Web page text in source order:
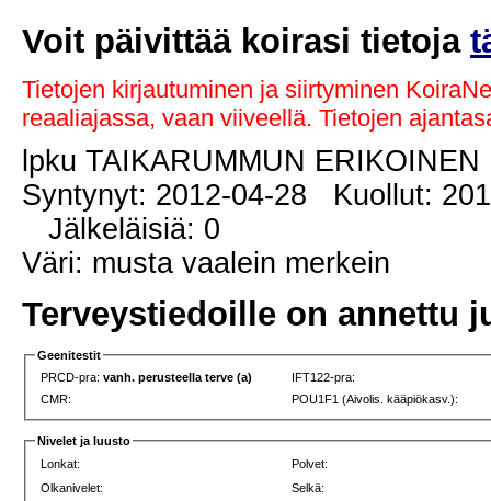
Voit päivittää koirasi tietoja
Tietojen kirjautuminen ja siirtyminen
reaaliajassa, vaan viiveellä. Tietojen
lpku TAIKARUMMUN
Syntynyt: 2012-04-28 Kuollut:
Jälkeläisiä: 0
Väri: musta vaalein merkein
Terveystiedoille on annettu
Geenitestit
PRCD-pra:vanh. perusteella terve (a)
IFT122-pra:
CMR:
POU1F1 (Aivolis. kääpiökasv.):
Nivelet ja luusto
Lonkat:
Polvet:
Olkanivelet:
Selkä: